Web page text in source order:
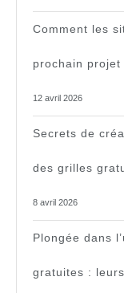
Comment les
prochain projet
12 avril 2026
Secrets de
des grilles
8 avril 2026
Plongée dans
gratuites :